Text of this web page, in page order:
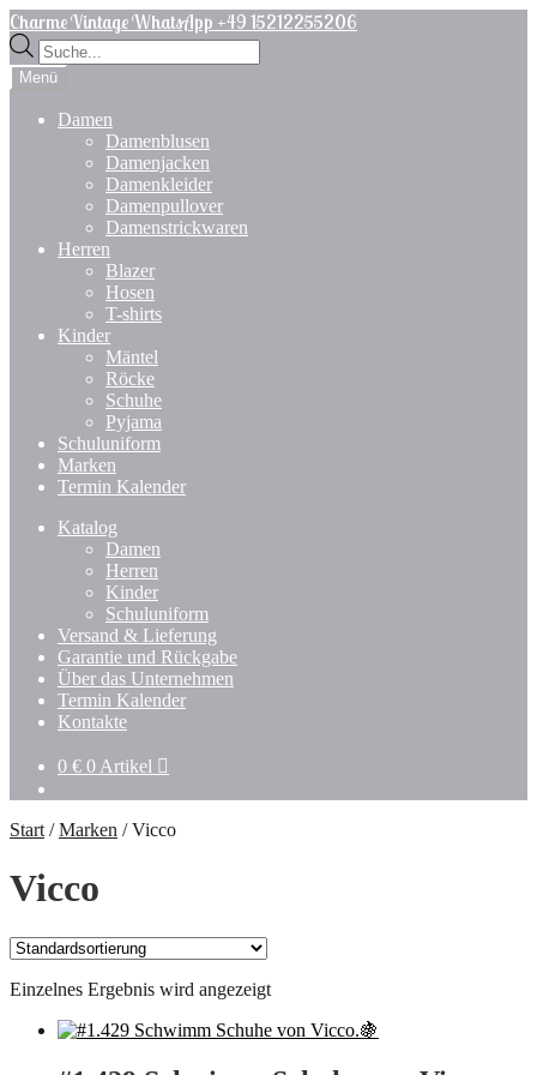
Zur
Navigation
springen
Zum
Inhalt
springen
Charme Vintage WhatsApp +49 15212255206
Products
search
Menü
Damen
Damenblusen
Damenjacken
Damenkleider
Damenpullover
Damenstrickwaren
Herren
Blazer
Hosen
T-shirts
Kinder
Mäntel
Röcke
Schuhe
Pyjama
Schuluniform
Marken
Termin Kalender
Katalog
Damen
Herren
Kinder
Schuluniform
Versand & Lieferung
Garantie und Rückgabe
Über das Unternehmen
Termin Kalender
Kontakte
0 € 0 Artikel
Start /Marken /Vicco
Vicco
Einzelnes Ergebnis wird angezeigt